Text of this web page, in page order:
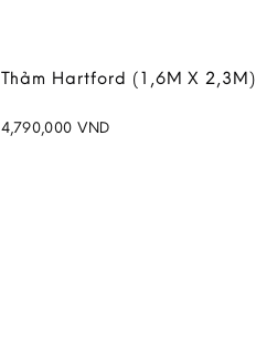
Thảm Hartford (1,6M X 2,3M)
4,790,000 VND